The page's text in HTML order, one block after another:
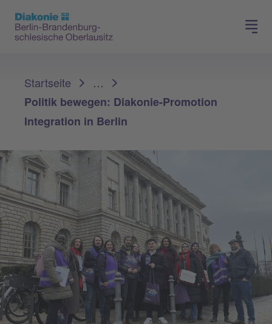
Presse
Startseite
…
Politik bewegen: Diakonie-Promotion
Integration in Berlin